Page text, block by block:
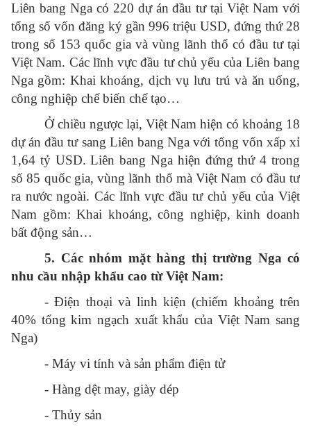
Liên bang Nga có 220 dự án đầu tư tại Việt Nam với
tổng số vốn đăng ký gần 996 triệu USD, đứng thứ 28
trong số 153 quốc gia và vùng lãnh thổ có đầu tư tại
Việt Nam. Các lĩnh vực đầu tư chủ yếu của Liên bang
Nga gồm: Khai khoáng, dịch vụ lưu trú và ăn uống,
công nghiệp chế biến chế tạo…
Ở chiều ngược lại, Việt Nam hiện có khoảng 18
dự án đầu tư sang Liên bang Nga với tổng vốn xấp xỉ
1,64 tỷ USD. Liên bang Nga hiện đứng thứ 4 trong
số 85 quốc gia, vùng lãnh thổ mà Việt Nam có đầu tư
ra nước ngoài. Các lĩnh vực đầu tư chủ yếu của Việt
Nam gồm: Khai khoáng, công nghiệp, kinh doanh
bất động sản…
5. Các nhóm mặt hàng thị trường Nga có
nhu cầu nhập khẩu cao từ Việt Nam:
- Điện thoại và linh kiện (chiếm khoảng trên
40% tổng kim ngạch xuất khẩu của Việt Nam sang
Nga)
- Máy vi tính và sản phẩm điện tử
- Hàng dệt may, giày dép
- Thủy sản